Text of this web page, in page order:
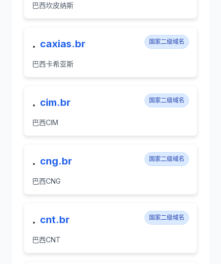
巴西坎皮纳斯
. caxias.br 国家二级域名
巴西卡希亚斯
. cim.br 国家二级域名
巴西CIM
. cng.br 国家二级域名
巴西CNG
. cnt.br 国家二级域名
巴西CNT